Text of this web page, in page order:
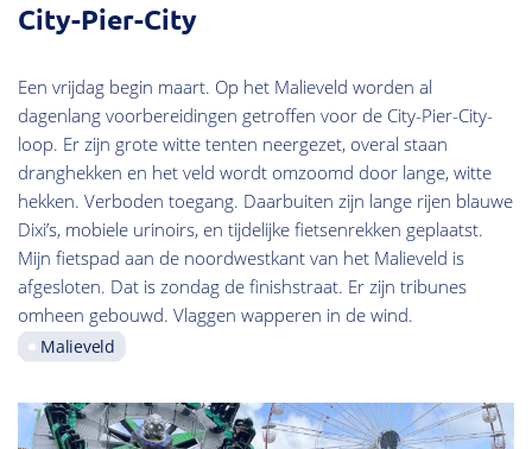
City-Pier-City
Een vrijdag begin maart. Op het Malieveld worden al
dagenlang voorbereidingen getroffen voor de City-Pier-City-
loop. Er zijn grote witte tenten neergezet, overal staan
dranghekken en het veld wordt omzoomd door lange, witte
hekken. Verboden toegang. Daarbuiten zijn lange rijen blauwe
Dixi’s, mobiele urinoirs, en tijdelijke fietsenrekken geplaatst.
Mijn fietspad aan de noordwestkant van het Malieveld is
afgesloten. Dat is zondag de finishstraat. Er zijn tribunes
omheen gebouwd. Vlaggen wapperen in de wind.
Malieveld